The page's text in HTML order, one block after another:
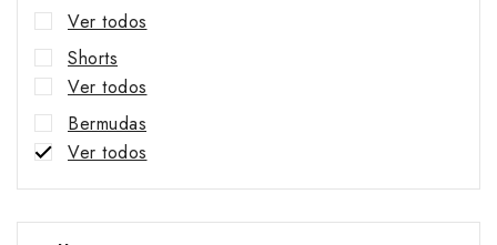
Ver todos
Shorts
Ver todos
Bermudas
Ver todos
Faldas
Ver todos